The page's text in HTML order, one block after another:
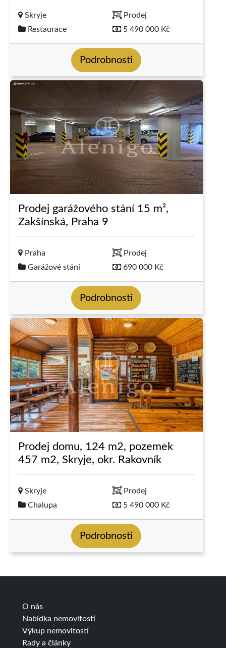
Skryje
Prodej
Restaurace
5 490 000 Kč
Podrobnosti
Prodej garážového stání 15 m²,
Zakšínská, Praha 9
Praha
Prodej
Garážové stání
690 000 Kč
Podrobnosti
Prodej domu, 124 m2, pozemek
457 m2, Skryje, okr. Rakovník
Skryje
Prodej
Chalupa
5 490 000 Kč
Podrobnosti
O nás
Nabídka nemovitostí
Výkup nemovitostí
Rady a články